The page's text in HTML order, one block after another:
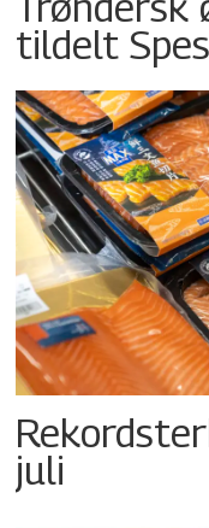
tildelt
juli